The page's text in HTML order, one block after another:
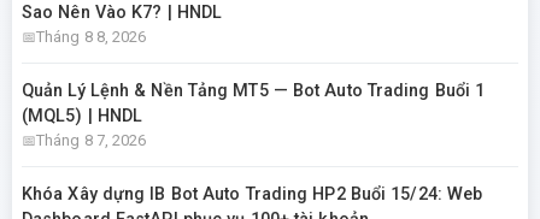
Sao Nên Vào K7? | HNDL
Tháng 8 8, 2026
Quản Lý Lệnh & Nền Tảng MT5 — Bot Auto Trading Buổi 1
(MQL5) | HNDL
Tháng 8 7, 2026
Khóa Xây dựng IB Bot Auto Trading HP2 Buổi 15/24: Web